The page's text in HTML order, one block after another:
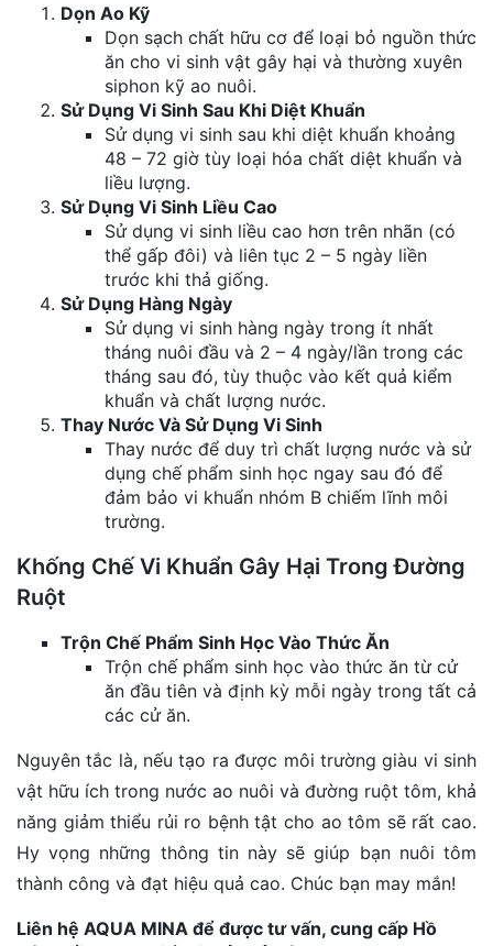
Dọn Ao Kỹ
Dọn sạch chất hữu cơ để loại bỏ nguồn thức
ăn cho vi sinh vật gây hại và thường xuyên
siphon kỹ ao nuôi.
Sử Dụng Vi Sinh Sau Khi Diệt Khuẩn
Sử dụng vi sinh sau khi diệt khuẩn khoảng
48 – 72 giờ tùy loại hóa chất diệt khuẩn và
liều lượng.
Sử Dụng Vi Sinh Liều Cao
Sử dụng vi sinh liều cao hơn trên nhãn (có
thể gấp đôi) và liên tục 2 – 5 ngày liền
trước khi thả giống.
Sử Dụng Hàng Ngày
Sử dụng vi sinh hàng ngày trong ít nhất
tháng nuôi đầu và 2 – 4 ngày/lần trong các
tháng sau đó, tùy thuộc vào kết quả kiểm
khuẩn và chất lượng nước.
Thay Nước Và Sử Dụng Vi Sinh
Thay nước để duy trì chất lượng nước và sử
dụng chế phẩm sinh học ngay sau đó để
đảm bảo vi khuẩn nhóm B chiếm lĩnh môi
trường.
Khống Chế Vi Khuẩn Gây Hại Trong Đường
Ruột
Trộn Chế Phẩm Sinh Học Vào Thức Ăn
Trộn chế phẩm sinh học vào thức ăn từ cử
ăn đầu tiên và định kỳ mỗi ngày trong tất cả
các cử ăn.
Nguyên tắc là, nếu tạo ra được môi trường giàu vi sinh
vật hữu ích trong nước ao nuôi và đường ruột tôm, khả
năng giảm thiểu rủi ro bệnh tật cho ao tôm sẽ rất cao.
Hy vọng những thông tin này sẽ giúp bạn nuôi tôm
thành công và đạt hiệu quả cao. Chúc bạn may mắn!
Liên hệ AQUA MINA để được tư vấn, cung cấp Hồ